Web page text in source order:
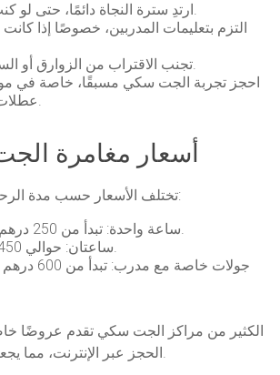
ارتدِ سترة النجاة دائمًا، حتى لو كنت سباحًا ماهرًا.
التزم بتعليمات المدربين، خصوصًا إذا
تجنب الاقتراب من الزوارق أو السباحين الآخرين.
احجز تجربة الجت سكي مسبقًا، خاصة في
عطلات نهاية الأسبوع.
أسعار مغامرة
تختلف الأسعار حسب مدة الرحلة ونوع الجت سكي:
ساعة واحدة: تبدأ من 250 درهم إماراتي تقريبًا.
ساعتان: حوالي 450 درهم إماراتي.
جولات خاصة
الكثير من مراكز الجت سكي تقدم عروضًا
الحجز عبر الإنترنت، مما يجعل التجربة أكثر قيمة.